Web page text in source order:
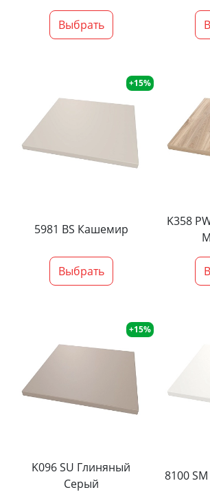
Выбрать
+15%
5981 BS Кашемир
Выбрать
K358
+15%
K096 SU Глиняный
Серый
8100